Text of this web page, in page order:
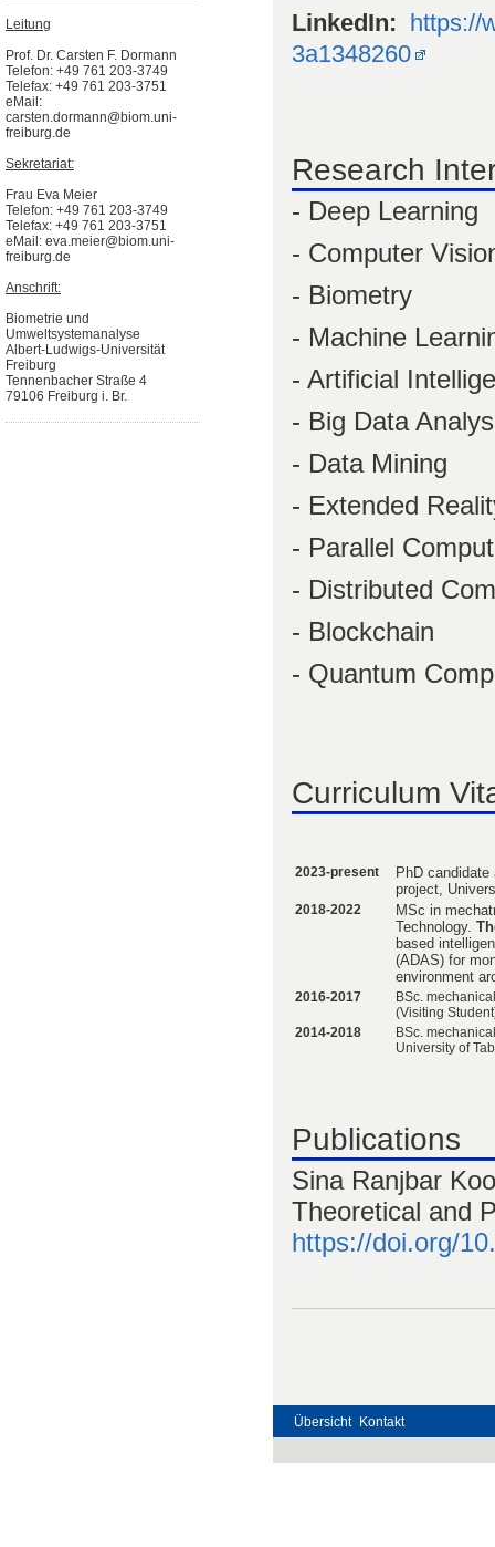
Leitung
Prof. Dr. Carsten F. Dormann
Telefon: +49 761 203-3749
Telefax: +49 761 203-3751
eMail:
carsten.dormann@biom.uni-
freiburg.de
Sekretariat:
Frau Eva Meier
Telefon: +49 761 203-3749
Telefax: +49 761 203-3751
eMail: eva.meier@biom.uni-
freiburg.de
Anschrift:
Biometrie und
Umweltsystemanalyse
Albert-Ludwigs-Universität
Freiburg
Tennenbacher Straße 4
79106 Freiburg i. Br.
LinkedIn: https://
3a1348260
Research
- Deep Learning
- Computer
- Biometry
- Machine
- Artificial
- Big Data
- Data Mining
- Extended
- Parallel
- Distributed
- Blockchain
- Quantum
Curriculum
2023-present
PhD
project,
2018-2022
MSc in
Technology.
based
(ADAS) for
environment
2016-2017
BSc.
(Visiting
2014-2018
BSc.
University of
Publications
Sina Ranjbar
Theoretical and
https://doi.org/
Übersicht Kontakt